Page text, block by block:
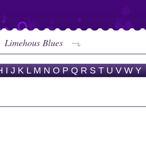
Limehous Blues
I J K L M N O P Q R S T U V W Y